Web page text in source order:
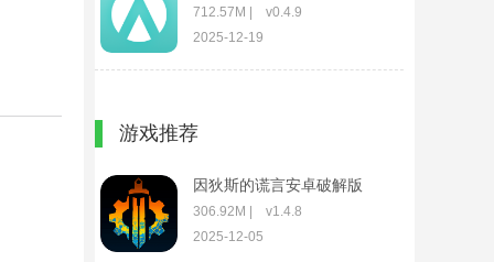
712.57M | v0.4.9
2025-12-19
1.86G | v10.5.0
游戏推荐
因狄斯的谎言安卓破解版
306.92M | v1.4.8
2025-12-05